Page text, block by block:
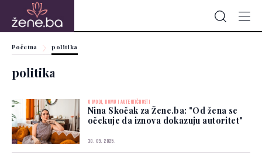
Početna politika
politika
O MODI, DOMU I AUTENTIČNOSTI
Nina Skočak za Žene.ba: "Od žena se
očekuje da iznova dokazuju autoritet"
30. 09. 2025.